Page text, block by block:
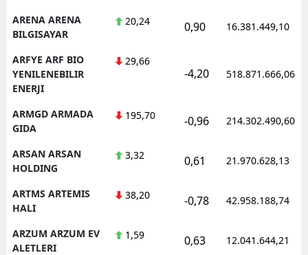
ARENA ARENA
BILGISAYAR
20,24 0,90 16.381.449,10
ARFYE ARF BIO
YENILENEBILIR
ENERJI
29,66
-4,20 518.871.666,06
ARMGD ARMADA
GIDA
195,70 -0,96 214.302.490,60
ARSAN ARSAN
HOLDING
3,32 0,61 21.970.628,13
ARTMS ARTEMIS
HALI
38,20 -0,78 42.958.188,74
ARZUM ARZUM EV
ALETLERI
1,59 0,63 12.041.644,21